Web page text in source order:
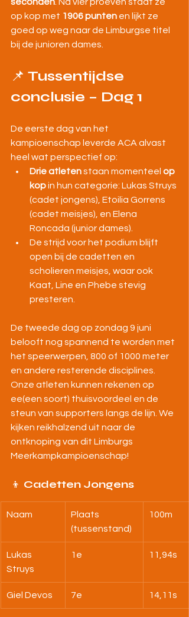
op kop met 1906 punten en lijkt ze
goed op weg naar de Limburgse titel
bij de junioren dames.
📌 Tussentijdse
conclusie – Dag 1
De eerste dag van het
kampioenschap leverde ACA alvast
heel wat perspectief op:
Drie atleten staan momenteel op
kop in hun categorie: Lukas Struys
(cadet jongens), Etoilia Gorrens
(cadet meisjes), en Elena
Roncada (junior dames).
De strijd voor het podium blijft
open bij de cadetten en
scholieren meisjes, waar ook
Kaat, Line en Phebe stevig
presteren.
De tweede dag op zondag 9 juni
belooft nog spannend te worden met
het speerwerpen, 800 of 1000 meter
en andere resterende disciplines.
Onze atleten kunnen rekenen op
ee(een soort) thuisvoordeel en de
steun van supporters langs de lijn. We
kijken reikhalzend uit naar de
ontknoping van dit Limburgs
Meerkampkampioenschap!
👦 Cadetten Jongens
Naam
Plaats
(tussenstand)
100m
Lukas
Struys
1e 11,94s
Giel Devos 7e 14,11s